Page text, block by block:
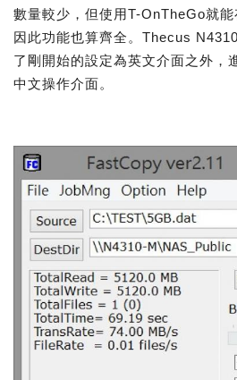
數量較少，但使用T-OnTheGo就能
因此功能也算齊全。Thecus
了剛開始的設定為英文介面之外，
中文操作介面。